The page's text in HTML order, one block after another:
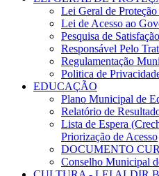
Lei Geral de
Lei de Acesso ao
Pesquisa de Satisfação
Responsável Pelo
Regulamentação
Politica de
EDUCAÇÃO
Plano Municipal de
Relatório de
Lista de Espera
Priorização de Acesso
DOCUMENTO
Conselho Municipal